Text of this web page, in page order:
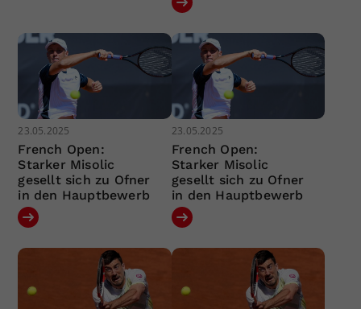
23.05.2025
French Open:
Starker Misolic
gesellt sich zu Ofner
in den Hauptbewerb
23.05.2025
French Open:
Starker Misolic
gesellt sich zu Ofner
in den Hauptbewerb